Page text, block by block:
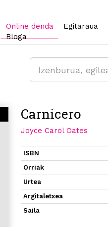
Online denda Egitaraua
Bloga
Carnicero
Joyce Carol Oates
ISBN
Orriak
Urtea
Argitaletxea
Saila